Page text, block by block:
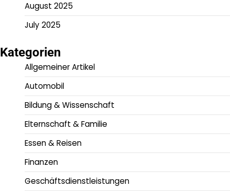
August 2025
July 2025
Kategorien
Allgemeiner Artikel
Automobil
Bildung & Wissenschaft
Elternschaft & Familie
Essen & Reisen
Finanzen
Geschäftsdienstleistungen